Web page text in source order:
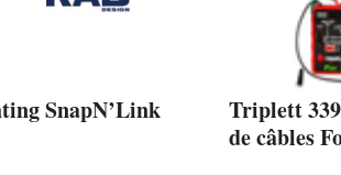
SnapN’Link
Triplett
de câbles